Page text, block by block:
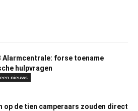
Alarmcentrale: forse toename
hulpvragen
nieuws
op de tien camperaars zouden direct